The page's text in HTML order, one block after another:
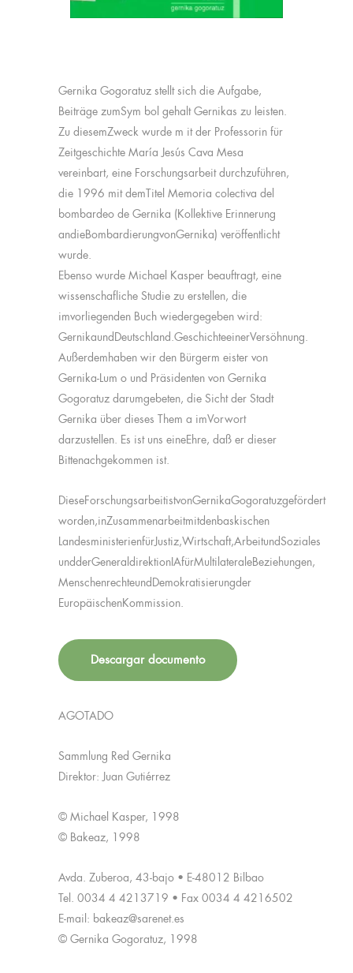
Gernika Gogoratuz stellt sich die Aufgabe,
Beiträge zumSym bol gehalt Gernikas zu leisten.
Zu diesemZweck wurde m it der Professorin für
Zeitgeschichte María Jesús Cava Mesa
vereinbart, eine Forschungsarbeit durchzuführen,
die 1996 mit demTitel Memoria colectiva del
bombardeo de Gernika (Kollektive Erinnerung
andieBombardierungvonGernika) veröffentlicht
wurde.
Ebenso wurde Michael Kasper beauftragt, eine
wissenschafliche Studie zu erstellen, die
imvorliegenden Buch wiedergegeben wird:
GernikaundDeutschland.GeschichteeinerVersöhnung.
Außerdemhaben wir den Bürgerm eister von
Gernika-Lum o und Präsidenten von Gernika
Gogoratuz darumgebeten, die Sicht der Stadt
Gernika über dieses Them a imVorwort
darzustellen. Es ist uns eineEhre, daß er dieser
Bittenachgekommen ist.
DieseForschungsarbeitistvonGernikaGogoratuzgefördert
worden,inZusammenarbeitmitdenbaskischen
LandesministerienfürJustiz,Wirtschaft,ArbeitundSoziales
undderGeneraldirektionIAfürMultilateraleBeziehungen,
MenschenrechteundDemokratisierungder
EuropäischenKommission.
Descargar documento
AGOTADO
Sammlung Red Gernika
Direktor: Juan Gutiérrez
© Michael Kasper, 1998
© Bakeaz, 1998
Avda. Zuberoa, 43-bajo • E-48012 Bilbao
Tel. 0034 4 4213719 • Fax 0034 4 4216502
E-mail: bakeaz@sarenet.es
© Gernika Gogoratuz, 1998